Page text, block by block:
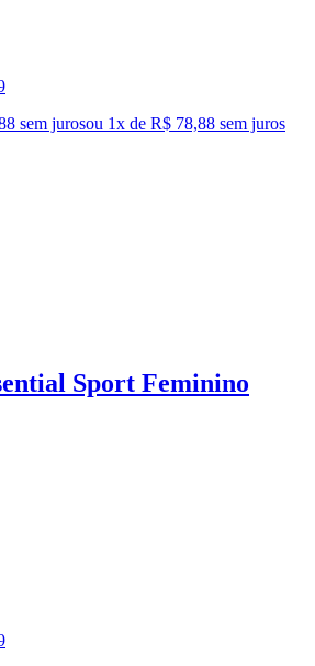
sem jurosou 1x de R$ 78,88 sem juros
Sport Feminino